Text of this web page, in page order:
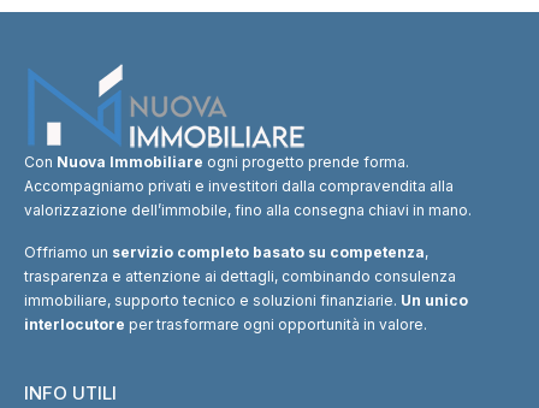
Con Nuova Immobiliare ogni progetto prende forma.
Accompagniamo privati e investitori dalla compravendita alla
valorizzazione dell’immobile, fino alla consegna chiavi in mano.
Offriamo un servizio completo basato su competenza,
trasparenza e attenzione ai dettagli, combinando consulenza
immobiliare, supporto tecnico e soluzioni finanziarie. Un unico
interlocutore per trasformare ogni opportunità in valore.
INFO UTILI